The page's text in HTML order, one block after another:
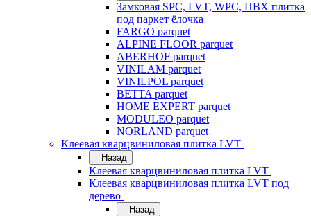
Замковая SPC, LVT, WPC, ПВХ плитка
под паркет ёлочка
FARGO parquet
ALPINE FLOOR parquet
ABERHOF parquet
VINILAM parquet
VINILPOL parquet
BETTA parquet
HOME EXPERT parquet
MODULEO parquet
NORLAND parquet
Клеевая кварцвиниловая плитка LVT
Назад
Клеевая кварцвиниловая плитка LVT
Клеевая кварцвиниловая плитка LVT под
дерево
Назад